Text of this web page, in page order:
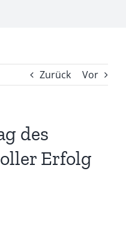
Zurück Vor
des
Erfolg